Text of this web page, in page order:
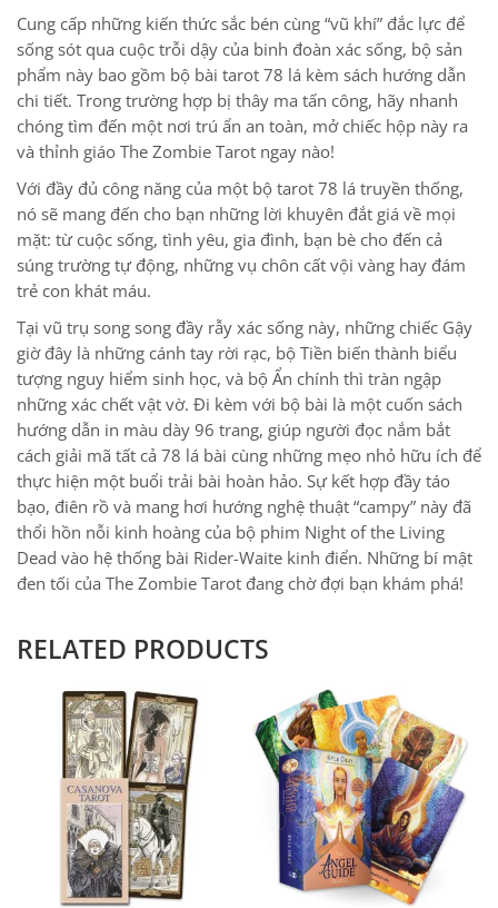
Cung cấp những kiến thức sắc bén cùng “vũ khí” đắc lực để
sống sót qua cuộc trỗi dậy của binh đoàn xác sống, bộ sản
phẩm này bao gồm bộ bài tarot 78 lá kèm sách hướng dẫn
chi tiết. Trong trường hợp bị thây ma tấn công, hãy nhanh
chóng tìm đến một nơi trú ẩn an toàn, mở chiếc hộp này ra
và thỉnh giáo The Zombie Tarot ngay nào!
Với đầy đủ công năng của một bộ tarot 78 lá truyền thống,
nó sẽ mang đến cho bạn những lời khuyên đắt giá về mọi
mặt: từ cuộc sống, tình yêu, gia đình, bạn bè cho đến cả
súng trường tự động, những vụ chôn cất vội vàng hay đám
trẻ con khát máu.
Tại vũ trụ song song đầy rẫy xác sống này, những chiếc Gậy
giờ đây là những cánh tay rời rạc, bộ Tiền biến thành biểu
tượng nguy hiểm sinh học, và bộ Ẩn chính thì tràn ngập
những xác chết vật vờ. Đi kèm với bộ bài là một cuốn sách
hướng dẫn in màu dày 96 trang, giúp người đọc nắm bắt
cách giải mã tất cả 78 lá bài cùng những mẹo nhỏ hữu ích để
thực hiện một buổi trải bài hoàn hảo. Sự kết hợp đầy táo
bạo, điên rồ và mang hơi hướng nghệ thuật “campy” này đã
thổi hồn nỗi kinh hoàng của bộ phim Night of the Living
Dead vào hệ thống bài Rider-Waite kinh điển. Những bí mật
đen tối của The Zombie Tarot đang chờ đợi bạn khám phá!
RELATED PRODUCTS